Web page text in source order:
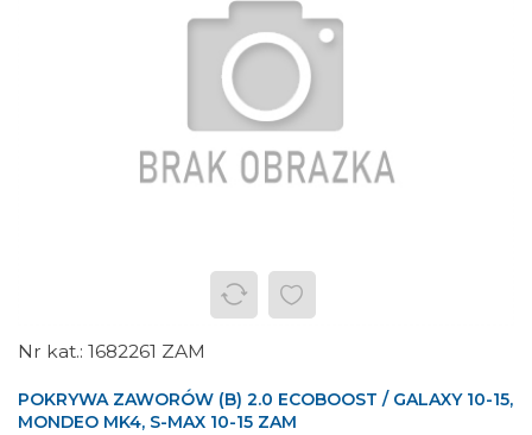
1682261 ZAM
POKRYWA ZAWORÓW (B) 2.0 ECOBOOST / GALAXY 10-15,
MONDEO MK4, S-MAX 10-15 ZAM